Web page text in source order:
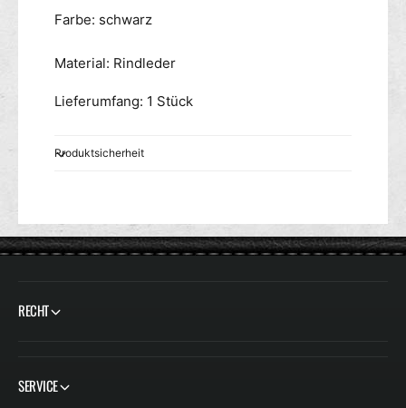
Farbe: schwarz
Material: Rindleder
Lieferumfang: 1 Stück
Produktsicherheit
RECHT
SERVICE